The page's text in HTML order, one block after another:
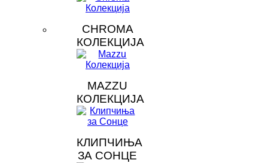
CHROMA
КОЛЕКЦИЈА
MAZZU
КОЛЕКЦИЈА
КЛИПЧИЊА
ЗА СОНЦЕ